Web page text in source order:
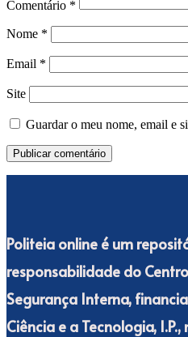
Comentário *
Nome *
Email *
Site
Guardar o meu nome, email e
Politeia online é um
responsabilidade do
Segurança Interna,
Ciência e a Tecnologia,